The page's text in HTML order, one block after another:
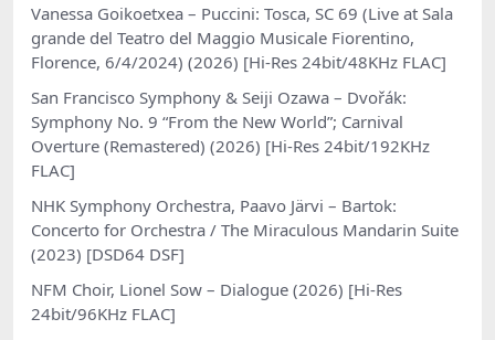
Vanessa Goikoetxea – Puccini: Tosca, SC 69 (Live at Sala
grande del Teatro del Maggio Musicale Fiorentino,
Florence, 6/4/2024) (2026) [Hi-Res 24bit/48KHz FLAC]
San Francisco Symphony & Seiji Ozawa – Dvořák:
Symphony No. 9 “From the New World”; Carnival
Overture (Remastered) (2026) [Hi-Res 24bit/192KHz
FLAC]
NHK Symphony Orchestra, Paavo Järvi – Bartok:
Concerto for Orchestra / The Miraculous Mandarin Suite
(2023) [DSD64 DSF]
NFM Choir, Lionel Sow – Dialogue (2026) [Hi-Res
24bit/96KHz FLAC]